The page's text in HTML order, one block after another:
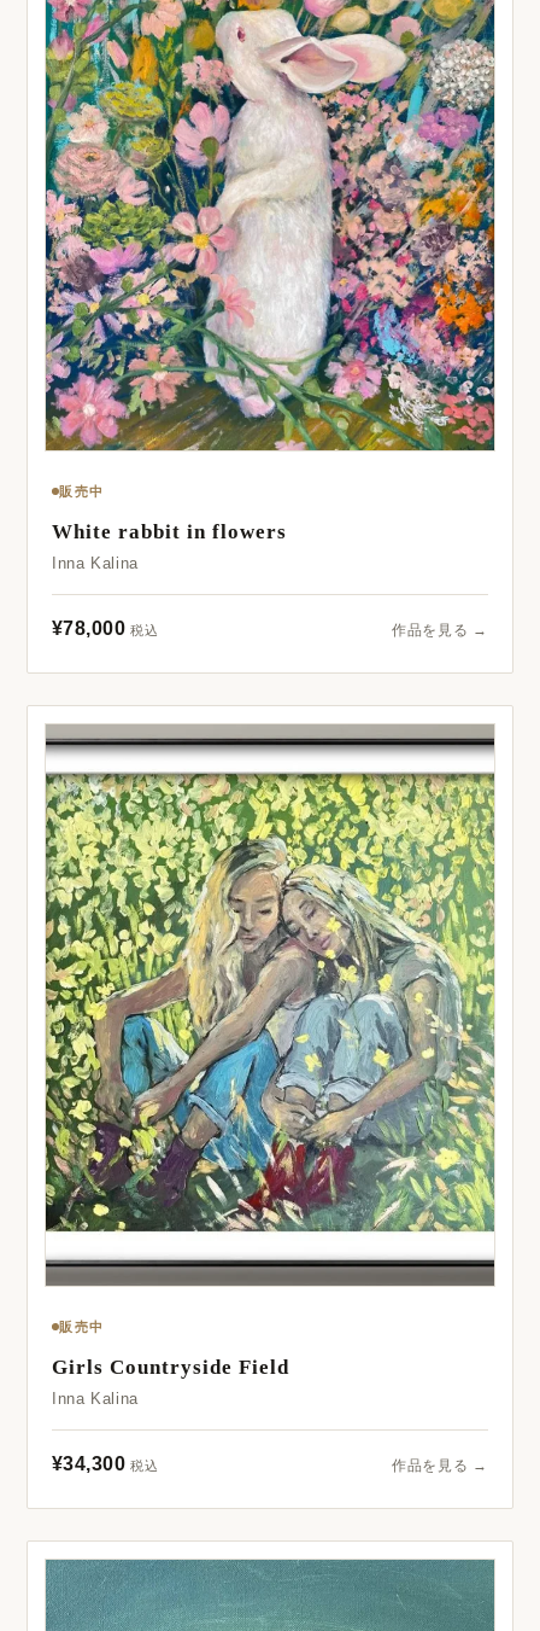
販売中
White rabbit in flowers
Inna Kalina
¥78,000 税込 作品を見る →
販売中
Girls Countryside Field
Inna Kalina
¥34,300 税込 作品を見る →